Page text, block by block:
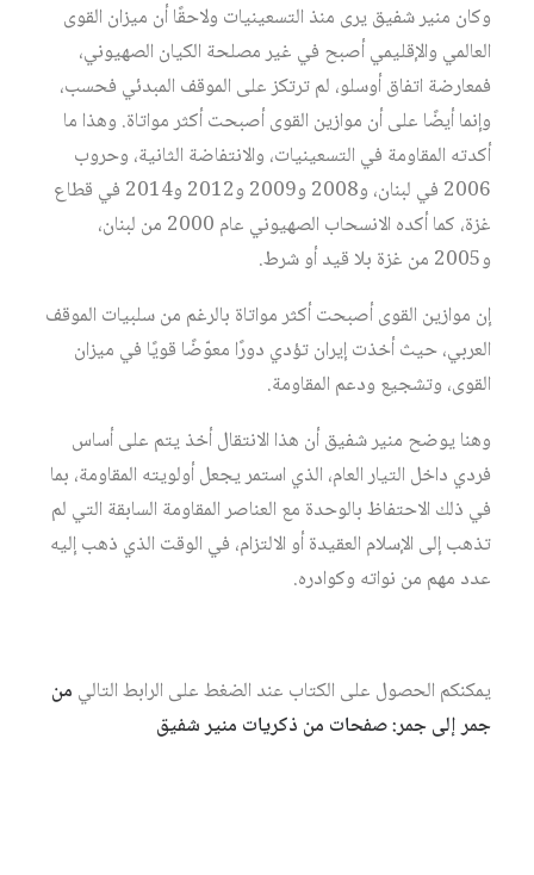
وكان منير شفيق يرى منذ التسعينيات ولاحقًا أن ميزان القوى
العالمي والإقليمي أصبح في غير مصلحة الكيان الصهيوني،
فمعارضة اتفاق أوسلو، لم ترتكز على الموقف المبدئي فحسب،
وإنما أيضًا على أن موازين القوى أصبحت أكثر مواتاة. وهذا ما
أكدته المقاومة في التسعينيات، والانتفاضة الثانية، وحروب
2006 في لبنان، و2008 و2009 و2012 و2014 في قطاع
غزة، كما أكده الانسحاب الصهيوني عام 2000 من لبنان،
و2005 من غزة بلا قيد أو شرط.
إن موازين القوى أصبحت أكثر مواتاة بالرغم من سلبيات الموقف
العربي، حيث أخذت إيران تؤدي دورًا معوّضًا قويًا في ميزان
القوى، وتشجيع ودعم المقاومة.
وهنا يوضح منير شفيق أن هذا الانتقال أخذ يتم على أساس
فردي داخل التيار العام، الذي استمر يجعل أولويته المقاومة، بما
في ذلك الاحتفاظ بالوحدة مع العناصر المقاومة السابقة التي لم
تذهب إلى الإسلام العقيدة أو الالتزام، في الوقت الذي ذهب إليه
عدد مهم من نواته وكوادره.
يمكنكم الحصول على الكتاب عند الضغط على الرابط التالي من
جمر إلى جمر: صفحات من ذكريات منير شفيق